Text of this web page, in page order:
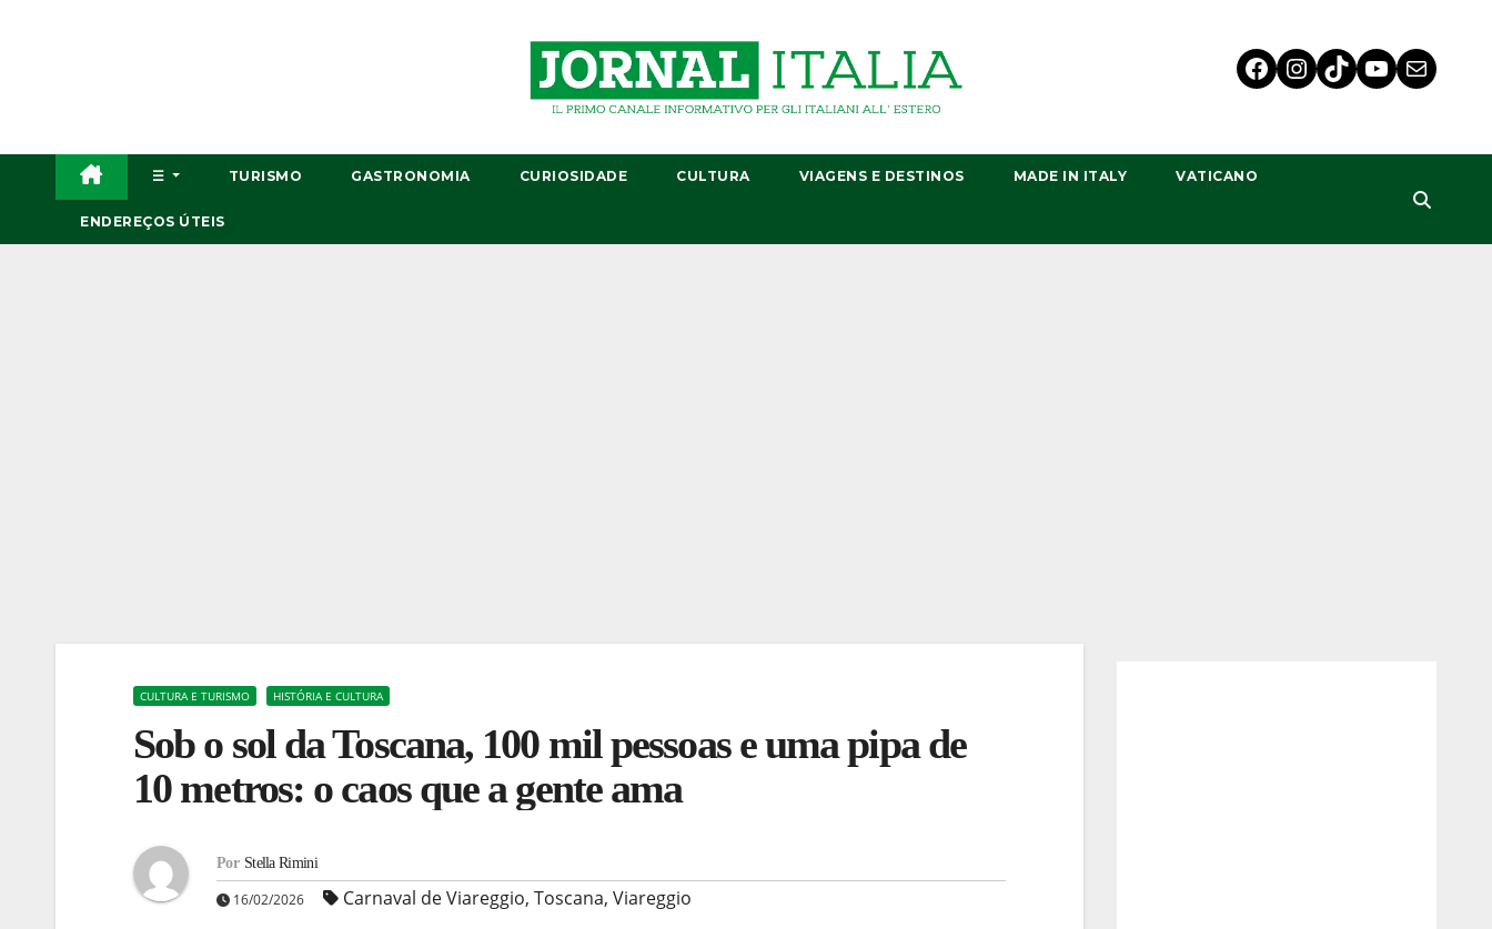
☰ TURISMO GASTRONOMIA CURIOSIDADE CULTURA VIAGENS E DESTINOS MADE IN ITALY VATICANO
ENDEREÇOS ÚTEIS
CULTURA E TURISMO HISTÓRIA E CULTURA
Sob o sol da Toscana, 100 mil pessoas e uma pipa de
10 metros: o caos que a gente ama
Por Stella Rimini
16/02/2026 Carnaval de Viareggio, Toscana, Viareggio